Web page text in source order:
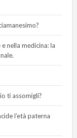
nella medicina: la
ti assomigli?
l’età paterna